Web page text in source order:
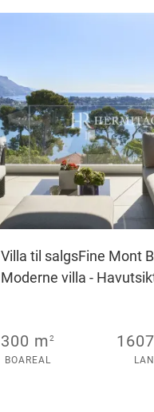
Villa til salgsFine Mont
Moderne villa -
300 m2
BOAREAL